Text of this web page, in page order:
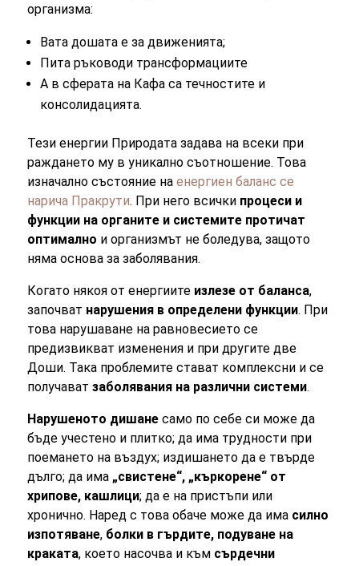
организма:
Вата дошата е за движенията;
Пита ръководи трансформациите
А в сферата на Кафа са течностите и
консолидацията.
Тези енергии Природата задава на всеки при
раждането му в уникално съотношение. Това
изначално състояние наенергиен баланс се
нарича Пракрути. При него всички процеси и
функции на органите и системите протичат
оптимално и организмът не боледува, защото
няма основа за заболявания.
Когато някоя от енергиите излезе от баланса,
започват нарушения в определени функции. При
това нарушаване на равновесието се
предизвикват изменения и при другите две
Доши. Така проблемите стават комплексни и се
получаватзаболявания на различни системи.
Нарушеното дишане само по себе си може да
бъде учестено и плитко; да има трудности при
поемането на въздух; издишането да е твърде
дълго; да има „свистене“, „къркорене“ от
хрипове, кашлици; да е на пристъпи или
хронично. Наред с това обаче може да има силно
изпотяване, болки в гърдите, подуване на
краката, което насочва и към сърдечни